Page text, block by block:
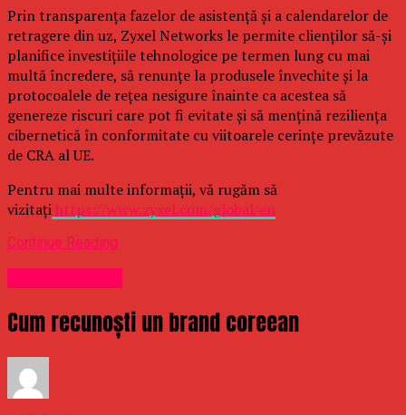
Prin transparența fazelor de asistență și a calendarelor de
retragere din uz, Zyxel Networks le permite clienților să-și
planifice investițiile tehnologice pe termen lung cu mai
multă încredere, să renunțe la produsele învechite și la
protocoalele de rețea nesigure înainte ca acestea să
genereze riscuri care pot fi evitate și să mențină reziliența
cibernetică în conformitate cu viitoarele cerințe prevăzute
de CRA al UE.
Pentru mai multe informații, vă rugăm să
vizitațihttps://www.zyxel.com/global/en
Continue Reading
Cum recunoști un brand coreean